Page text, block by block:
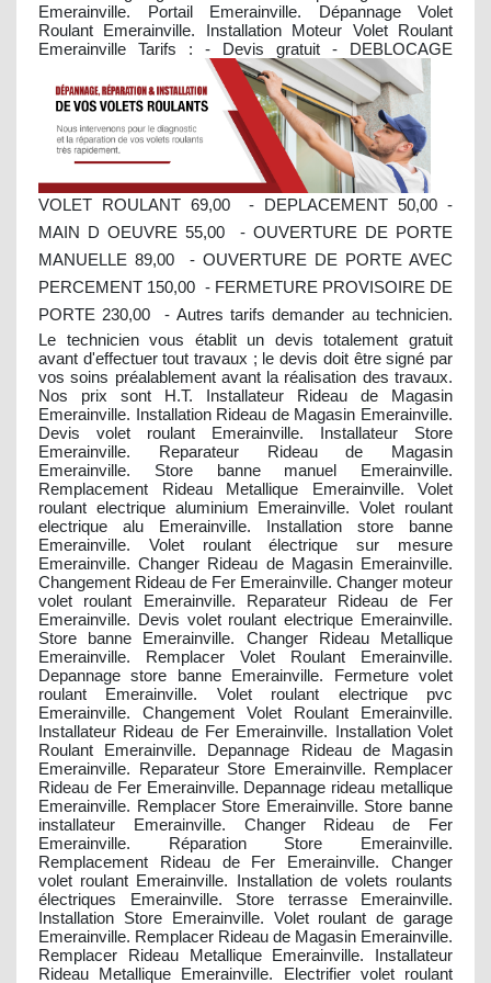
Emerainville. Portail Emerainville. Dépannage Volet
Roulant Emerainville. Installation Moteur Volet Roulant
Emerainville Tarifs : - Devis gratuit - DEBLOCAGE
VOLET ROULANT 69,00  - DEPLACEMENT 50,00 -
MAIN D OEUVRE 55,00  - OUVERTURE DE PORTE
MANUELLE 89,00  - OUVERTURE DE PORTE AVEC
PERCEMENT 150,00  - FERMETURE PROVISOIRE DE
PORTE 230,00  - Autres tarifs demander au technicien.
Le technicien vous établit un devis totalement gratuit
avant d'effectuer tout travaux ; le devis doit être signé par
vos soins préalablement avant la réalisation des travaux.
Nos prix sont H.T. Installateur Rideau de Magasin
Emerainville. Installation Rideau de Magasin Emerainville.
Devis volet roulant Emerainville. Installateur Store
Emerainville. Reparateur Rideau de Magasin
Emerainville. Store banne manuel Emerainville.
Remplacement Rideau Metallique Emerainville. Volet
roulant electrique aluminium Emerainville. Volet roulant
electrique alu Emerainville. Installation store banne
Emerainville. Volet roulant électrique sur mesure
Emerainville. Changer Rideau de Magasin Emerainville.
Changement Rideau de Fer Emerainville. Changer moteur
volet roulant Emerainville. Reparateur Rideau de Fer
Emerainville. Devis volet roulant electrique Emerainville.
Store banne Emerainville. Changer Rideau Metallique
Emerainville. Remplacer Volet Roulant Emerainville.
Depannage store banne Emerainville. Fermeture volet
roulant Emerainville. Volet roulant electrique pvc
Emerainville. Changement Volet Roulant Emerainville.
Installateur Rideau de Fer Emerainville. Installation Volet
Roulant Emerainville. Depannage Rideau de Magasin
Emerainville. Reparateur Store Emerainville. Remplacer
Rideau de Fer Emerainville. Depannage rideau metallique
Emerainville. Remplacer Store Emerainville. Store banne
installateur Emerainville. Changer Rideau de Fer
Emerainville. Réparation Store Emerainville.
Remplacement Rideau de Fer Emerainville. Changer
volet roulant Emerainville. Installation de volets roulants
électriques Emerainville. Store terrasse Emerainville.
Installation Store Emerainville. Volet roulant de garage
Emerainville. Remplacer Rideau de Magasin Emerainville.
Remplacer Rideau Metallique Emerainville. Installateur
Rideau Metallique Emerainville. Electrifier volet roulant